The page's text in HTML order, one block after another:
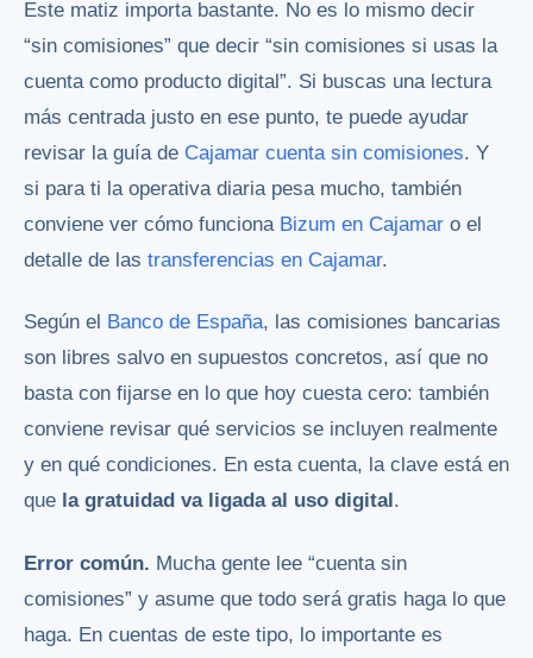
Este matiz importa bastante. No es lo mismo decir
“sin comisiones” que decir “sin comisiones si usas la
cuenta como producto digital”. Si buscas una lectura
más centrada justo en ese punto, te puede ayudar
revisar la guía de Cajamar cuenta sin comisiones. Y
si para ti la operativa diaria pesa mucho, también
conviene ver cómo funciona Bizum en Cajamar o el
detalle de las transferencias en Cajamar.
Según el Banco de España, las comisiones bancarias
son libres salvo en supuestos concretos, así que no
basta con fijarse en lo que hoy cuesta cero: también
conviene revisar qué servicios se incluyen realmente
y en qué condiciones. En esta cuenta, la clave está en
que la gratuidad va ligada al uso digital .
Error común. Mucha gente lee “cuenta sin
comisiones” y asume que todo será gratis haga lo que
haga. En cuentas de este tipo, lo importante es